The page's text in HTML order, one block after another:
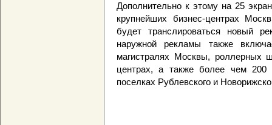
Дополнительно к этому на 25
крупнейших бизнес-центрах
будет транслироваться новый
наружной рекламы также
магистралях Москвы, роллерных
центрах, а также более чем 200
поселках Рублевского и